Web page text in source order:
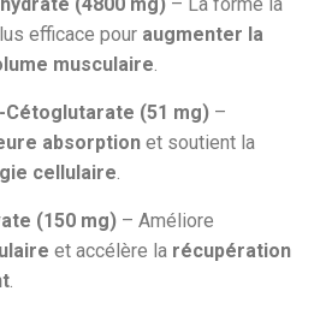
efficace pour augmenter la
musculaire.
Cétoglutarate (51 mg) –
absorption et soutient la
cellulaire.
(150 mg) – Améliore
et accélère la récupération
.